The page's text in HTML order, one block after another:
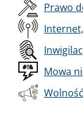
Prawo
Mowa